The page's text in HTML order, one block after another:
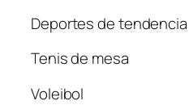
Deportes de tendencia
Tenis de mesa
Voleibol